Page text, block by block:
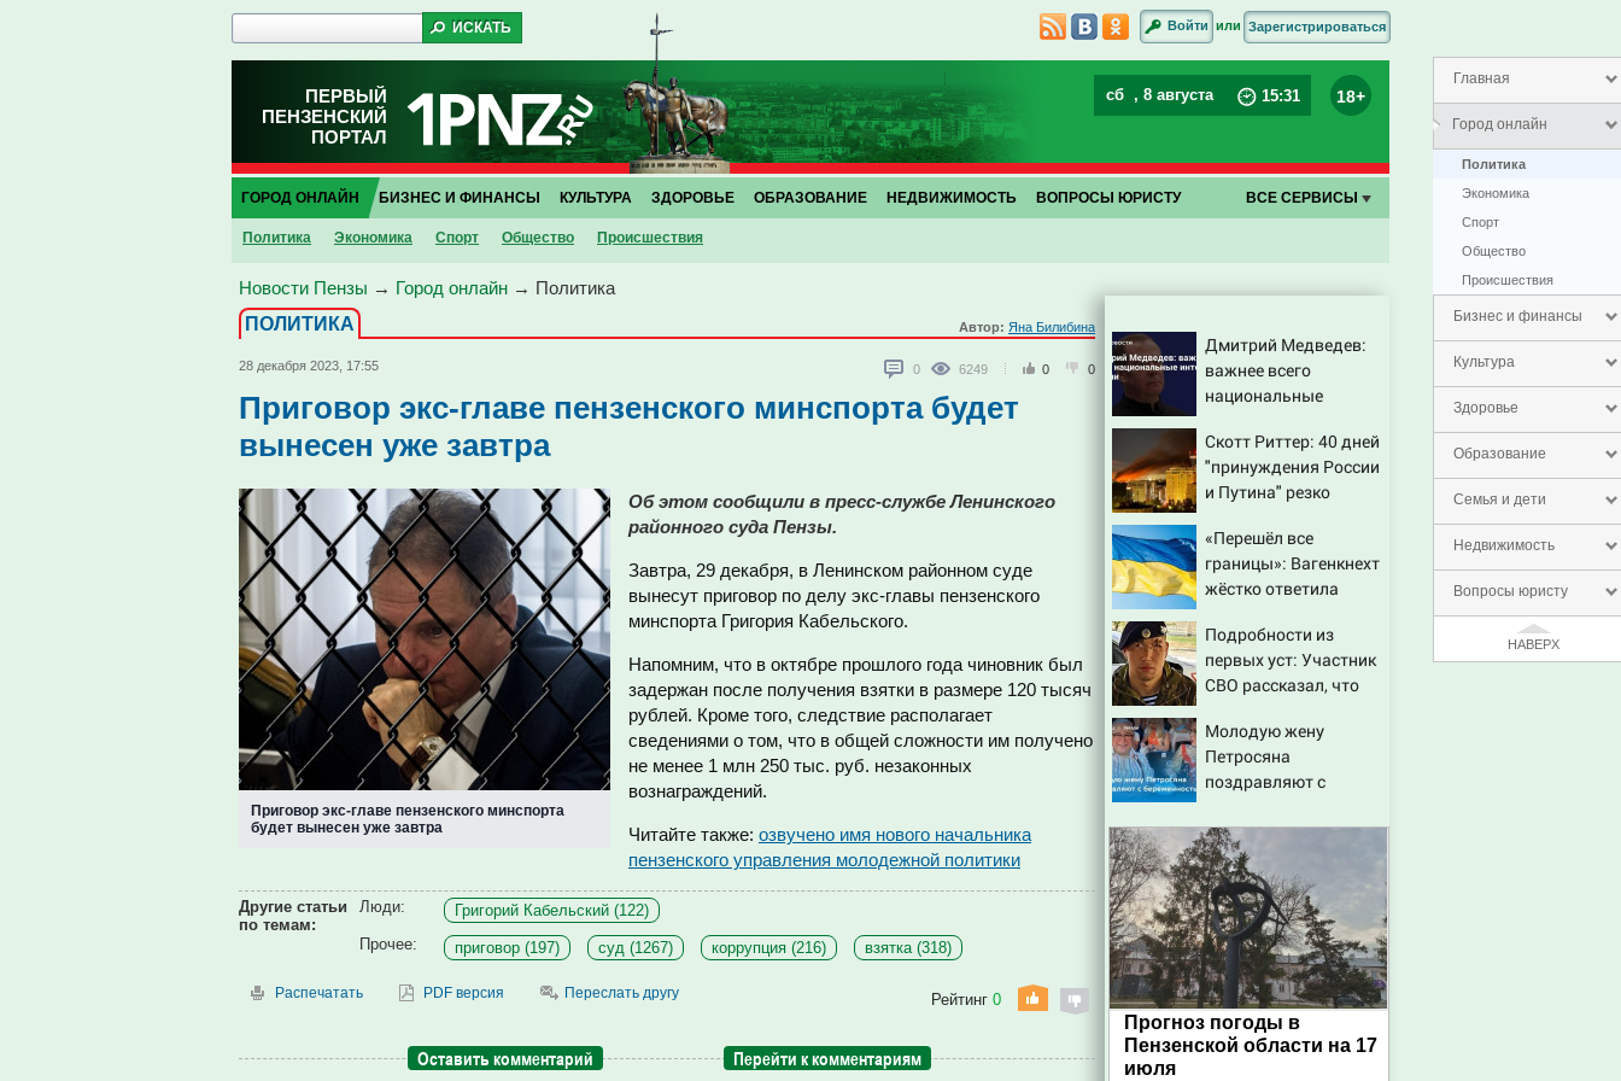
Главная
Город онлайн
Политика
Экономика
Спорт
Общество
Проиcшествия
Бизнес и финансы
Культура
Здоровье
Образование
Семья и дети
Недвижимость
Вопросы юристу
НАВЕРХ
Войти или Зарегистрироваться
ПЕРВЫЙ
ПЕНЗЕНСКИЙ
ПОРТАЛ
сб , 8 августа 15:31 18+
ГОРОД ОНЛАЙН
Политика Экономика Спорт Общество Проиcшествия
БИЗНЕС И ФИНАНСЫ КУЛЬТУРА ЗДОРОВЬЕ ОБРАЗОВАНИЕ НЕДВИЖИМОСТЬ ВОПРОСЫ ЮРИСТУ ВСЕ СЕРВИСЫ
Новости Пензы → Город онлайн → Политика
ПОЛИТИКА
Автор: Яна Билибина
28 декабря 2023, 17:55 0 6249 0 0
Приговор экс-главе пензенского минспорта будет
вынесен уже завтра
Приговор экс-главе пензенского минспорта
будет вынесен уже завтра
Об этом сообщили в пресс-службе Ленинского
районного суда Пензы.
Завтра, 29 декабря, в Ленинском районном суде
вынесут приговор по делу экс-главы пензенского
минспорта Григория Кабельского.
Напомним, что в октябре прошлого года чиновник был
задержан после получения взятки в размере 120 тысяч
рублей. Кроме того, следствие располагает
сведениями о том, что в общей сложности им получено
не менее 1 млн 250 тыс. руб. незаконных
вознаграждений.
Читайте также: озвучено имя нового начальника
пензенского управления молодежной политики
Другие статьи
по темам:
Люди:
Григорий Кабельский (122)
Прочее:
приговор (197) суд (1267) коррупция (216) взятка (318)
Распечатать PDF версия Переслать другу Рейтинг 0
Оставить комментарий Перейти к комментариям
Дмитрий Медведев:
важнее всего
национальные
Скотт Риттер: 40 дней
"принуждения России
и Путина" резко
режима Зеленского
«Перешёл все
границы»: Вагенкнехт
жёстко ответила
Подробности из
первых уст: Участник
СВО рассказал, что
медведем
Молодую жену
Петросяна
поздравляют с
Прогноз погоды в
Пензенской области на 17
июля